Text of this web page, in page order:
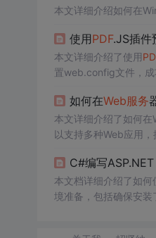
本文详细介绍如何在
使用PDF.JS插件
本文详细介绍了使用
置web.config文件，成
如何在Web服务
本文详细介绍了如何
以支持多种Web应用，
C#编写
本文档详细介绍了如
境准备，包括确保安